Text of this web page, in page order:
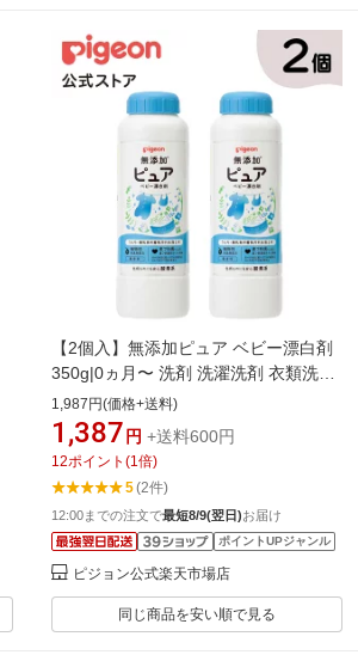
【2個入】無添加ピュア ベビー漂白剤
350g|0ヵ月〜 洗剤 洗濯洗剤 衣類洗剤
衣類用洗剤 衣類 衣類用 洗濯 洗濯用 洗
濯用品 洗濯用洗剤 赤ちゃん 赤ちゃん
用 赤ちゃん用品 ベビー用 ベビー用品
ベビーグッズ 子供 こども キッズ 子供
用 赤ちゃんグッズ
1,987円(価格+送料)
1,387 円 +送料600円
12ポイント (1倍)
5(2件)
12:00までの注文で最短8/9(翌日)お届け
ポイントUPジャンル
ピジョン公式楽天市場店
同じ商品を安い順で見る